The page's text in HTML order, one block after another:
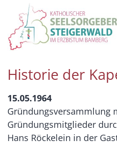
Zum Inhalt springen
Historie der
15.05.1964
Gründungsversammlung
Gründungsmitglieder
Hans Röckelein in der